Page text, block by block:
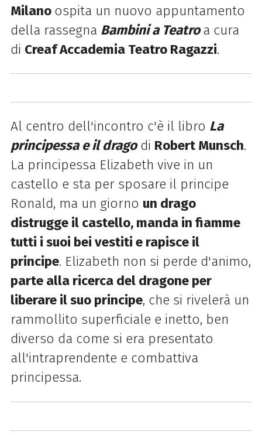
Milano ospita un nuovo appuntamento
della rassegna Bambini a Teatroa cura
di Creaf Accademia Teatro Ragazzi.
Al centro dell'incontro c'è il libro La
principessa e il dragodi Robert Munsch.
La principessa Elizabeth vive in un
castello e sta per sposare il principe
Ronald, ma un giorno un drago
distrugge il castello, manda in fiamme
tutti i suoi bei vestiti e rapisce il
principe. Elizabeth non si perde d'animo,
parte alla ricerca del dragone per
liberare il suo principe, che si rivelerà un
rammollito superficiale e inetto, ben
diverso da come si era presentato
all'intraprendente e combattiva
principessa.